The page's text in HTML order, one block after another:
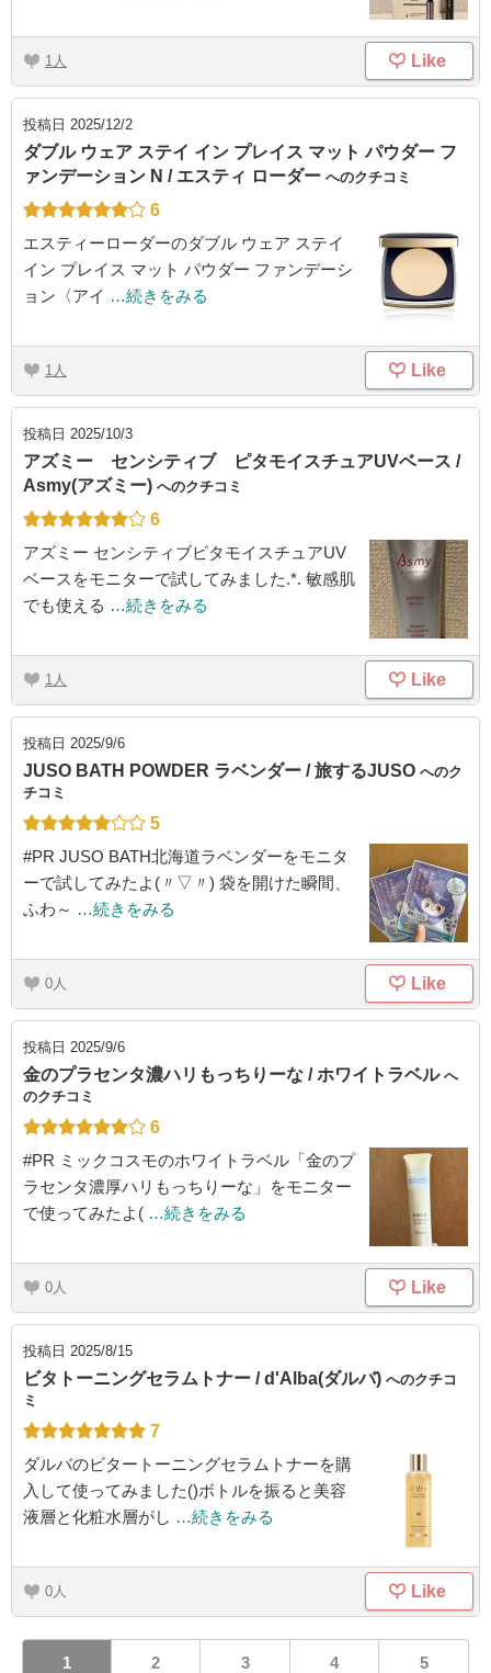
1 Like
投稿日 2025/12/2
ダブル ウェア ステイ イン プレイス マット パウダー フ
ァンデーション N / エスティ ローダー へのクチコミ
6
エスティーローダーのダブル ウェア ステイ
イン プレイス マット パウダー ファンデーシ
ョン〈アイ …続きをみる
1 Like
投稿日 2025/10/3
アズミー センシティブ ピタモイスチュアUVベース /
Asmy(アズミー) へのクチコミ
6
アズミー センシティブピタモイスチュアUV
ベースをモニターで試してみました.*. 敏感肌
でも使える …続きをみる
1 Like
投稿日 2025/9/6
JUSO BATH POWDER ラベンダー / 旅するJUSO へのク
チコミ
5
#PR JUSO BATH北海道ラベンダーをモニタ
ーで試してみたよ(〃▽〃) 袋を開けた瞬間、
ふわ～ …続きをみる
0 Like
投稿日 2025/9/6
金のプラセンタ濃ハリもっちりーな / ホワイトラベル へ
のクチコミ
6
#PR ミックコスモのホワイトラベル「金のプ
ラセンタ濃厚ハリもっちりーな」をモニター
で使ってみたよ( …続きをみる
0 Like
投稿日 2025/8/15
ビタトーニングセラムトナー / d'Alba(ダルバ) へのクチコ
ミ
7
ダルバのビタートーニングセラムトナーを購
入して使ってみました()ボトルを振ると美容
液層と化粧水層がし …続きをみる
0 Like
1 2 3 4 5